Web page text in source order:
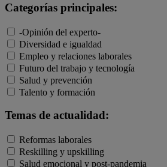
Categorías principales:
-Opinión del experto-
Diversidad e igualdad
Empleo y relaciones laborales
Futuro del trabajo y tecnología
Salud y prevención
Talento y formación
Temas de actualidad:
Reformas laborales
Reskilling y upskilling
Salud emocional y post-pandemia